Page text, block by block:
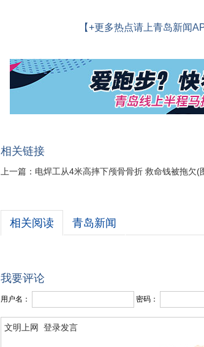
【+更多热点请上青岛新闻
相关链接
上一篇： 电焊工从4米高摔下颅骨骨折 救命钱被拖欠(
相关阅读 青岛新闻
我要评论
用户名： 密码：